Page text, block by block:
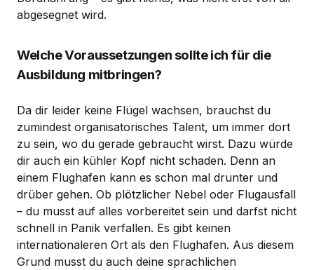
abgesegnet wird.
Welche Voraussetzungen sollte ich für die
Ausbildung mitbringen?
Da dir leider keine Flügel wachsen, brauchst du
zumindest organisatorisches Talent, um immer dort
zu sein, wo du gerade gebraucht wirst. Dazu würde
dir auch ein kühler Kopf nicht schaden. Denn an
einem Flughafen kann es schon mal drunter und
drüber gehen. Ob plötzlicher Nebel oder Flugausfall
– du musst auf alles vorbereitet sein und darfst nicht
schnell in Panik verfallen. Es gibt keinen
internationaleren Ort als den Flughafen. Aus diesem
Grund musst du auch deine sprachlichen